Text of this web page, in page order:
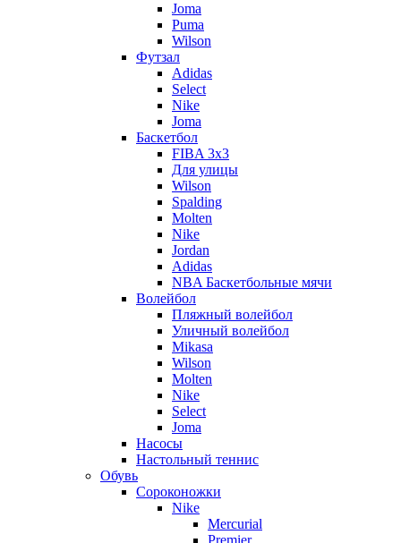
Joma
Puma
Wilson
Футзал
Adidas
Select
Nike
Joma
Баскетбол
FIBA 3x3
Для улицы
Wilson
Spalding
Molten
Nike
Jordan
Adidas
NBA Баскетбольные мячи
Волейбол
Пляжный волейбол
Уличный волейбол
Mikasa
Wilson
Molten
Nike
Select
Joma
Насосы
Настольный теннис
Обувь
Сороконожки
Nike
Mercurial
Premier